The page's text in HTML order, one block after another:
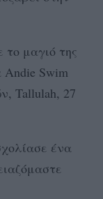
το μαγιό της
Swim
Tallulah, 27
ένα